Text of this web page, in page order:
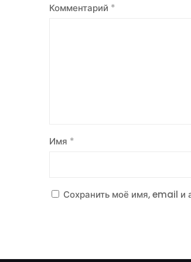
Комментарий *
Имя *
Сохранить моё имя, email и